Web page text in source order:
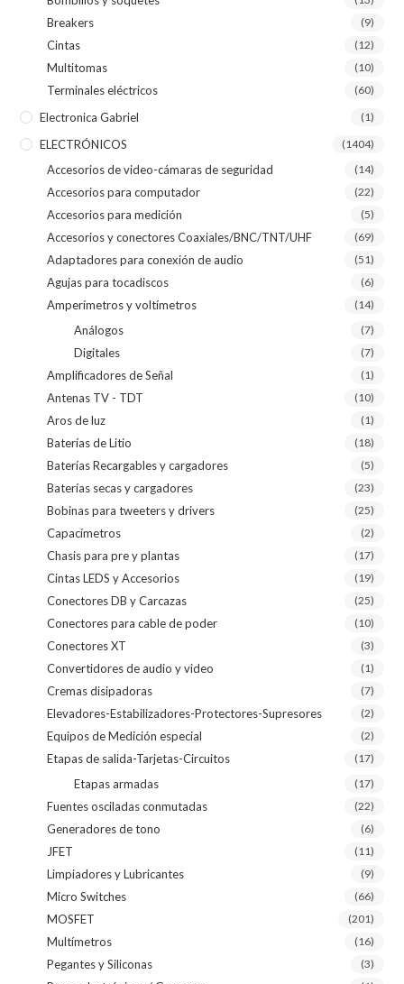
Breakers (9)
Cintas (12)
Multitomas (10)
Terminales eléctricos (60)
Electronica Gabriel (1)
ELECTRÓNICOS (1404)
Accesorios de video-cámaras de seguridad (14)
Accesorios para computador (22)
Accesorios para medición (5)
Accesorios y conectores Coaxiales/BNC/TNT/UHF (69)
Adaptadores para conexión de audio (51)
Agujas para tocadiscos (6)
Amperímetros y voltímetros (14)
Análogos (7)
Digitales (7)
Amplificadores de Señal (1)
Antenas TV - TDT (10)
Aros de luz (1)
Baterías de Litio (18)
Baterías Recargables y cargadores (5)
Baterías secas y cargadores (23)
Bobinas para tweeters y drivers (25)
Capacímetros (2)
Chasis para pre y plantas (17)
Cintas LEDS y Accesorios (19)
Conectores DB y Carcazas (25)
Conectores para cable de poder (10)
Conectores XT (3)
Convertidores de audio y video (1)
Cremas disipadoras (7)
Elevadores-Estabilizadores-Protectores-Supresores (2)
Equipos de Medición especial (2)
Etapas de salida-Tarjetas-Circuitos (17)
Etapas armadas (17)
Fuentes osciladas conmutadas (22)
Generadores de tono (6)
JFET (11)
Limpiadores y Lubricantes (9)
Micro Switches (66)
MOSFET (201)
Multímetros (16)
Pegantes y Siliconas (3)